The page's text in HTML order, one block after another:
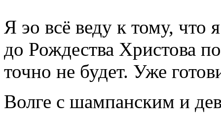
Я эо всё веду к тому,
до Рождества Христова
точно не будет. Уже
Волге с шампанским и